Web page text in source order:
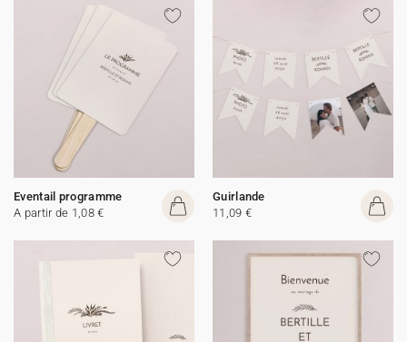
Eventail programme
A partir de 1,08 €
Guirlande
11,09 €